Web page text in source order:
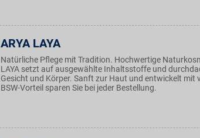
ARYA LAYA
Natürliche Pflege mit Tradition. Hochwertige
LAYA setzt auf ausgewählte Inhaltsstoffe und
Gesicht und Körper. Sanft zur Haut und entwickelt mit
BSW-Vorteil sparen Sie bei jeder Bestellung.